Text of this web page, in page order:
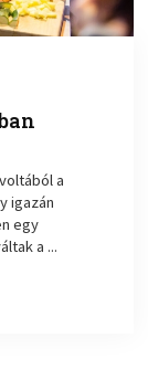
a
igazán
egy
a ...